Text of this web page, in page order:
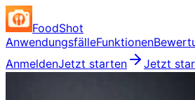
FoodShot
AnwendungsfälleFunktionen
AnmeldenJetzt starten Jetzt